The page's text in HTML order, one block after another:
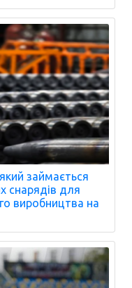
займається
снарядів для
виробництва на